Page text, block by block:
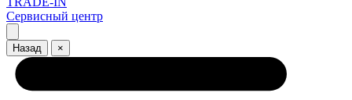
Сервисный центр
Назад ×